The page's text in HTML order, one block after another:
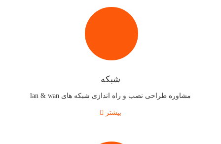
شبکه
مشاوره طراحی نصب و راه اندازی شبکه های lan & wan
بیشتر